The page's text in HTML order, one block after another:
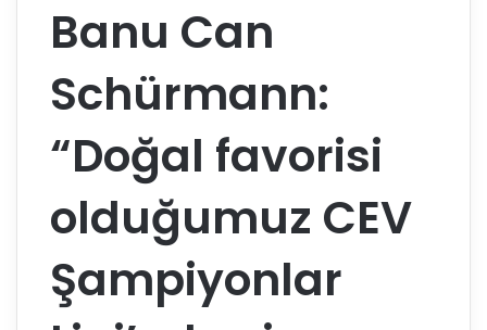
Banu Can
Schürmann:
“Doğal favorisi
olduğumuz CEV
Şampiyonlar